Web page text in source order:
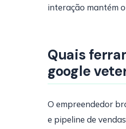
interação mantém
Quais
google
O empreendedor
e pipeline de